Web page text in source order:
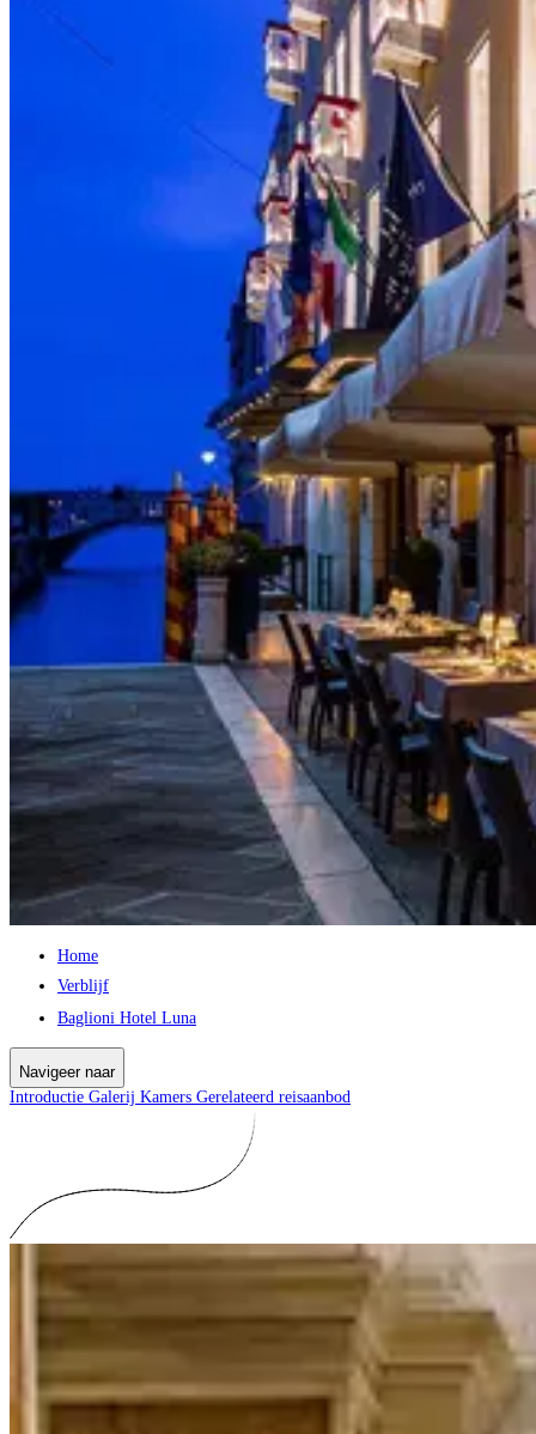
Home
Verblijf
Baglioni Hotel Luna
Navigeer naar
Introductie Galerij Kamers Gerelateerd reisaanbod